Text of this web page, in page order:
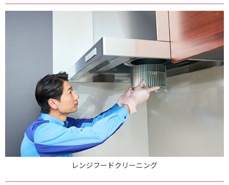
レンジフードクリーニング